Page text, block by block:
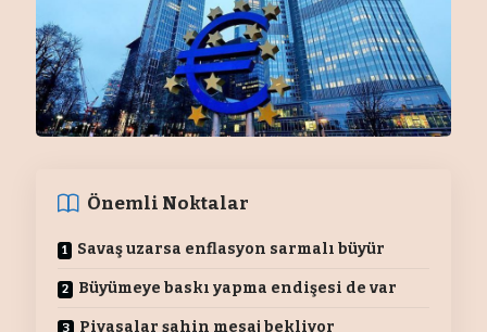
Önemli Noktalar
Savaş uzarsa enflasyon sarmalı büyür
Büyümeye baskı yapma endişesi de var
Piyasalar şahin mesaj bekliyor